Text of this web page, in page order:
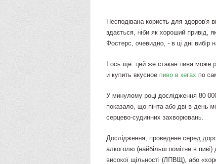
Несподівана користь для здоров'я
здається, ніби як хороший привід,
Фостерс, очевидно, - в ці дні вибір
І ось ще: цей же стакан пива
и купить вкусное пиво в кегах по
У минулому році дослідження 80
показало, що пінта або дві в день
серцево-судинних захворювань.
Дослідження, проведене серед
алкоголю (найбільш помітне в пиві)
високої щільності (ЛПВЩ), або